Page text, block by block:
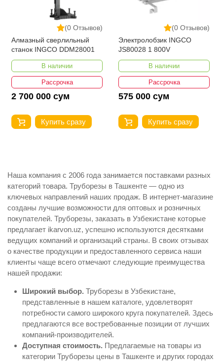
(0 Отзывов)
Алмазный сверлильный
станок INGCO DDM28001
В наличии
Рассрочка
2 700 000 сум
Купить сразу
(0 Отзывов)
Электролобзик INGCO
JS80028 1 800V
В наличии
Рассрочка
575 000 сум
Купить сразу
Наша компания с 2006 года занимается поставками разных
категорий товара. Труборезы в Ташкенте — одно из
ключевых направлений наших продаж. В интернет-магазине
созданы лучшие возможности для оптовых и розничных
покупателей. Труборезы, заказать в Узбекистане которые
предлагает ikarvon.uz, успешно используются десятками
ведущих компаний и организаций страны. В своих отзывах
о качестве продукции и предоставленного сервиса наши
клиенты чаще всего отмечают следующие преимущества
нашей продажи:
Широкий выбор. Труборезы в Узбекистане,
представленные в нашем каталоге, удовлетворят
потребности самого широкого круга покупателей. Здесь
предлагаются все востребованные позиции от лучших
компаний-производителей.
Доступная стоимость. Предлагаемые на товары из
категории Труборезы цены в Ташкенте и других городах